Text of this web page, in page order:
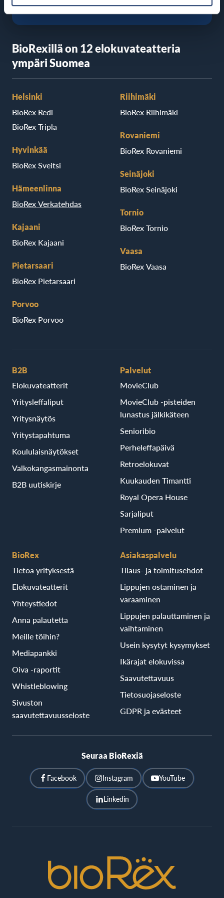
BioRexillä on 12 elokuvateatteria
ympäri Suomea
Helsinki
BioRex Redi
BioRex Tripla
Hyvinkää
BioRex Sveitsi
Hämeenlinna
BioRex Verkatehdas
Kajaani
BioRex Kajaani
Pietarsaari
BioRex Pietarsaari
Porvoo
BioRex Porvoo
Riihimäki
BioRex Riihimäki
Rovaniemi
BioRex Rovaniemi
Seinäjoki
BioRex Seinäjoki
Tornio
BioRex Tornio
Vaasa
BioRex Vaasa
B2B
Elokuvateatterit
Yritysleffaliput
Yritysnäytös
Yritystapahtuma
Koululaisnäytökset
Valkokangasmainonta
B2B uutiskirje
Palvelut
MovieClub
MovieClub -pisteiden
lunastus jälkikäteen
Senioribio
Perheleffapäivä
Retroelokuvat
Kuukauden Timantti
Royal Opera House
Sarjaliput
Premium -palvelut
BioRex
Tietoa yrityksestä
Elokuvateatterit
Yhteystiedot
Anna palautetta
Meille töihin?
Mediapankki
Oiva -raportit
Whistleblowing
Sivuston
saavutettavuusseloste
Asiakaspalvelu
Tilaus- ja toimitusehdot
Lippujen ostaminen ja
varaaminen
Lippujen palauttaminen ja
vaihtaminen
Usein kysytyt kysymykset
Ikärajat elokuvissa
Saavutettavuus
Tietosuojaseloste
GDPR ja evästeet
Seuraa BioRexiä
Facebook Instagram YouTube
Linkedin
Cinemas